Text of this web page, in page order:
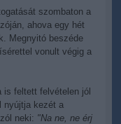
szombaton a
ahova egy hét
Megnyitó beszéde
vonult végig a
is feltett felvételen jól
nyújtja kezét a
neki: "Na ne, ne érj